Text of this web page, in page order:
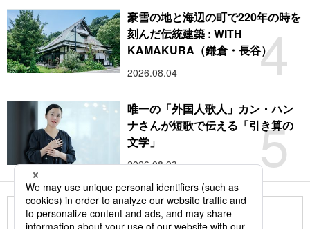
4
豪雪の地と海辺の町で220年の時を
刻んだ伝統建築 : WITH
KAMAKURA（鎌倉・長谷）
2026.08.04
5
唯一の「外国人歌人」カン・ハン
ナさんが短歌で伝える「引き算の
文学」
2026.08.03
もっと見る